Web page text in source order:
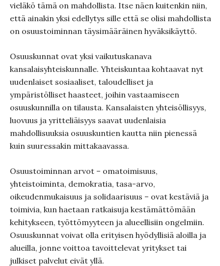
vieläkö tämä on mahdollista. Itse näen kuitenkin niin,
että ainakin yksi edellytys sille että se olisi mahdollista
on osuustoiminnan täysimääräinen hyväksikäyttö.
Osuuskunnat ovat yksi vaikutuskanava
kansalaisyhteiskunnalle. Yhteiskuntaa kohtaavat nyt
uudenlaiset sosiaaliset, taloudelliset ja
ympäristölliset haasteet, joihin vastaamiseen
osuuskunnilla on tilausta. Kansalaisten yhteisöllisyys,
luovuus ja yritteliäisyys saavat uudenlaisia
mahdollisuuksia osuuskuntien kautta niin pienessä
kuin suuressakin mittakaavassa.
Osuustoiminnan arvot – omatoimisuus,
yhteistoiminta, demokratia, tasa-arvo,
oikeudenmukaisuus ja solidaarisuus – ovat kestäviä ja
toimivia, kun haetaan ratkaisuja kestämättömään
kehitykseen, työttömyyteen ja alueellisiin ongelmiin.
Osuuskunnat voivat olla erityisen hyödyllisiä aloilla ja
alueilla, jonne voittoa tavoittelevat yritykset tai
julkiset palvelut eivät yllä.